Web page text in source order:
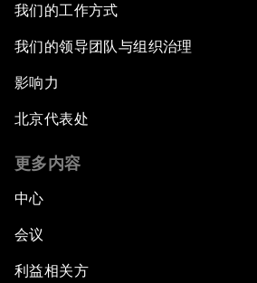
我们的工作方式
我们的领导团队与组织治理
影响力
北京代表处
更多内容
中心
会议
利益相关方